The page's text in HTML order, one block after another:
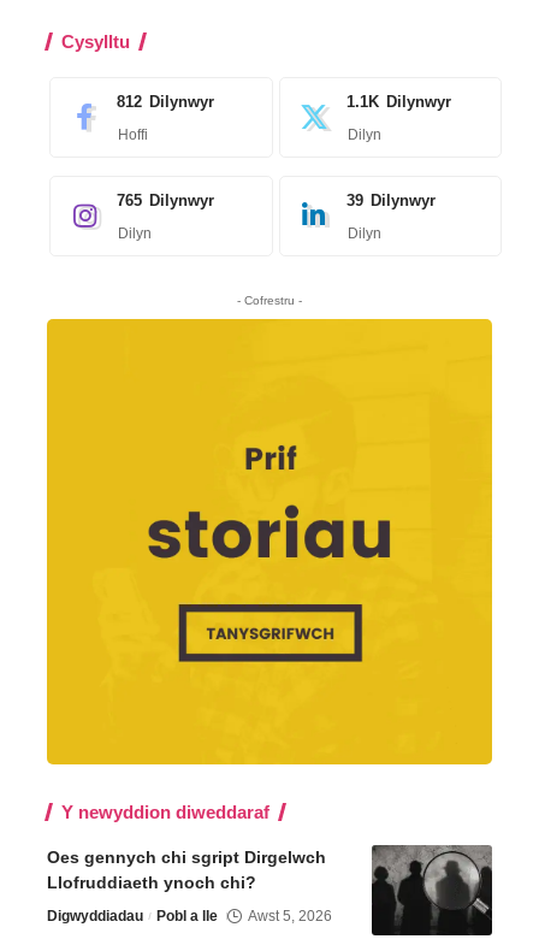
Cysylltu
812 Dilynwyr
Hoffi
1.1K Dilynwyr
Dilyn
765 Dilynwyr
Dilyn
39 Dilynwyr
Dilyn
- Cofrestru -
Y newyddion diweddaraf
Oes gennych chi sgript Dirgelwch
Llofruddiaeth ynoch chi?
Digwyddiadau Pobl a lle Awst 5, 2026